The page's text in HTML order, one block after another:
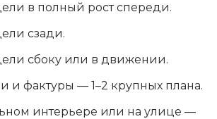
в полный рост спереди.
сзади.
сбоку или в движении.
и фактуры — 1–2 крупных плана.
интерьере или на улице —